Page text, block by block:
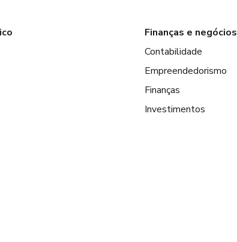
Finanças e negócios
Contabilidade
Empreendedorismo
Finanças
Investimentos